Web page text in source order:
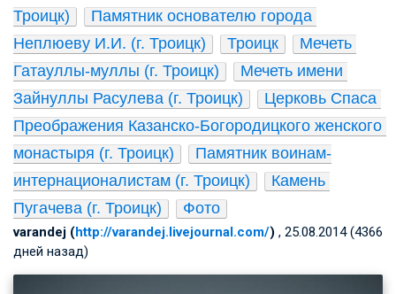
Троицк)
Памятник основателю города
Неплюеву И.И. (г. Троицк)
Троицк
Мечеть
Гатауллы-муллы (г. Троицк)
Мечеть имени
Зайнуллы Расулева (г. Троицк)
Церковь Спаса
Преображения Казанско-Богородицкого женского
монастыря (г. Троицк)
Памятник воинам-
интернационалистам (г. Троицк)
Камень
Пугачева (г. Троицк)
Фото
varandej (http://varandej.livejournal.com/) , 25.08.2014 (4366
дней назад)